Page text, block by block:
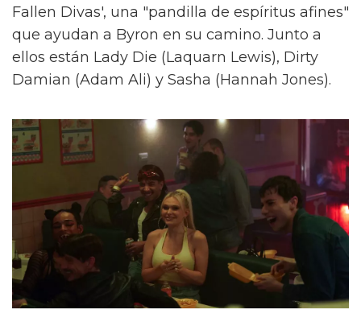
Fallen Divas', una "pandilla de espíritus afines"
que ayudan a Byron en su camino. Junto a
ellos están Lady Die (Laquarn Lewis), Dirty
Damian (Adam Ali) y Sasha (Hannah Jones).